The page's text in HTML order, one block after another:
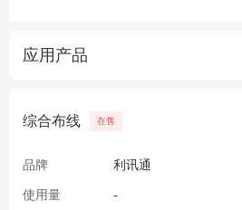
应用产品
综合布线 在售
品牌 利讯通
使用量 -